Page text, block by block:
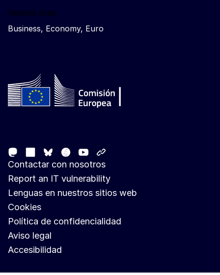
Related sites
Business, Economy, Euro
MastodonLinkedIn
Bluesky
Facebook
Youtube
Contactar con nosotros
Report an IT vulnerability
Lenguas en nuestros sitios web
Cookies
Política de confidencialidad
Aviso legal
Accesibilidad